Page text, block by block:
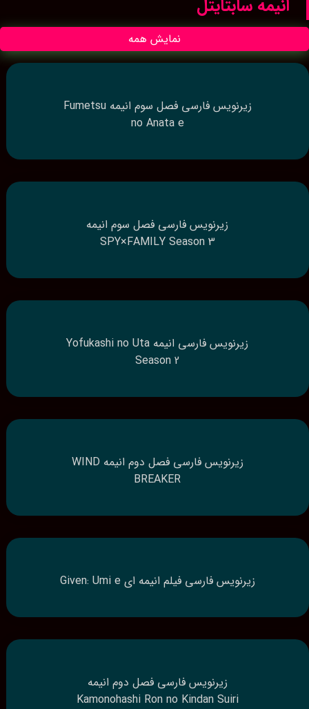
انیمه سابتایتل
نمایش همه
زیرنویس فارسی فصل سوم انیمه Fumetsu
no Anata e
زیرنویس فارسی فصل سوم انیمه
SPY×FAMILY Season 3
زیرنویس فارسی انیمه Yofukashi no Uta
Season 2
زیرنویس فارسی فصل دوم انیمه WIND
BREAKER
زیرنویس فارسی فیلم انیمه ای Given: Umi e
زیرنویس فارسی فصل دوم انیمه
Kamonohashi Ron no Kindan Suiri